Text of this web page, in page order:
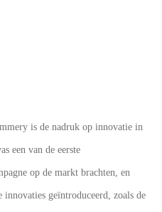
is de nadruk op innovatie in
een van de eerste
op de markt brachten, en
innovaties geïntroduceerd, zoals de